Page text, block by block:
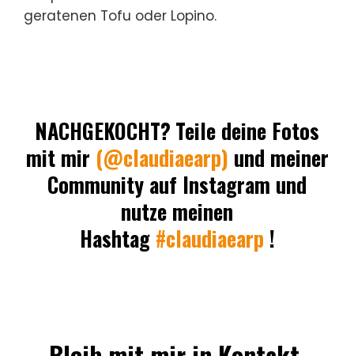
geratenen Tofu oder Lopino.
NACHGEKOCHT? Teile deine Fotos
mit mir (@claudiaearp) und meiner
Community auf Instagram und
nutze meinen
Hashtag #claudiaearp !